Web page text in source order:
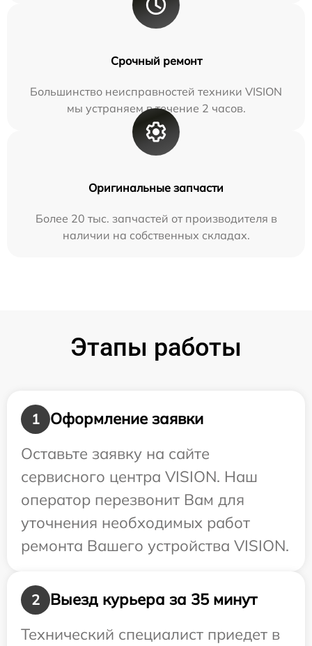
Срочный ремонт
Большинство неисправностей техники VISION
мы устраняем в течение 2 часов.
Оригинальные запчасти
Более 20 тыс. запчастей от производителя в
наличии на собственных складах.
Этапы работы
1
Оформление заявки
Оставьте заявку на сайте
сервисного центра VISION. Наш
оператор перезвонит Вам для
уточнения необходимых работ
ремонта Вашего устройства VISION.
2
Выезд курьера за 35 минут
Технический специалист приедет в